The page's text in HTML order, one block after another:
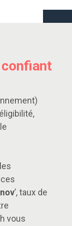
’, taux de
vous